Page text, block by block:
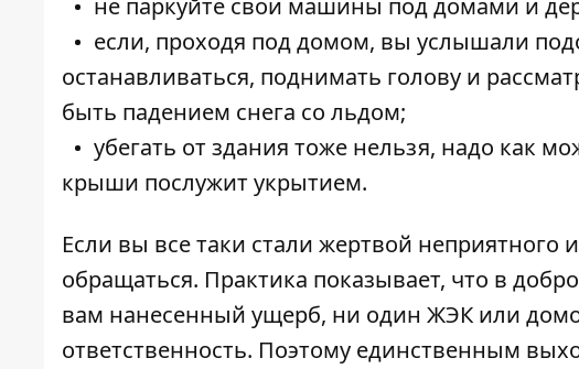
не паркуйте свои машины под домами и
если, проходя под домом, вы услышали
останавливаться, поднимать голову и
быть падением снега со льдом;
убегать от здания тоже нельзя, надо как
крыши послужит укрытием.
Если вы все таки стали жертвой неприятного
обращаться. Практика показывает, что в
вам нанесенный ущерб, ни один ЖЭК или
ответственность. Поэтому единственным